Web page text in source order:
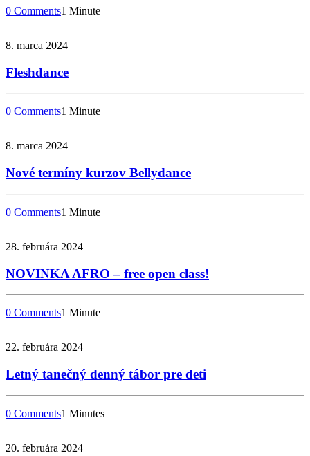
0 Comments1 Minute
8. marca 2024
Fleshdance
0 Comments1 Minute
8. marca 2024
Nové termíny kurzov Bellydance
0 Comments1 Minute
28. februára 2024
NOVINKA AFRO – free open class!
0 Comments1 Minute
22. februára 2024
Letný tanečný denný tábor pre deti
0 Comments1 Minutes
20. februára 2024